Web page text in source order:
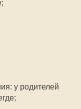
у родителей